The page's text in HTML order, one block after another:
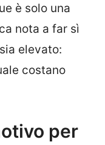
è solo una
nota a far sì
elevato:
costano
per